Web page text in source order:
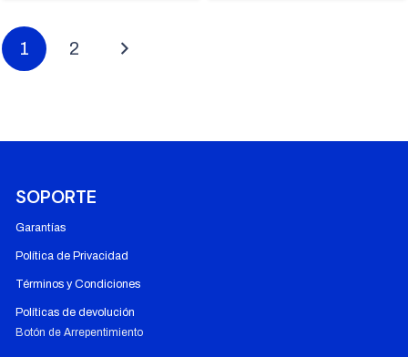
1 2
SOPORTE
Garantías
Política de Privacidad
Términos y Condiciones
Políticas de devolución
Botón de Arrepentimiento